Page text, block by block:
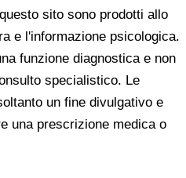
sito sono prodotti allo
e l'informazione psicologica.
funzione diagnostica e non
specialistico. Le
un fine divulgativo e
una prescrizione medica o